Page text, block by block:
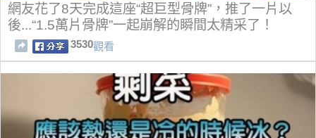
網友花了8天完成這座“超巨型骨牌”，推了一片以
後...“1.5萬片骨牌”一起崩解的瞬間太精采了！
3530觀看